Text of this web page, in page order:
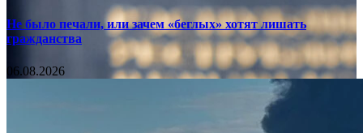
Не было печали, или зачем «беглых» хотят лишать
гражданства
06.08.2026